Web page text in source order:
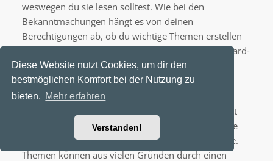
Diese Website nutzt Cookies, um dir den
bestmöglichen Komfort bei der Nutzung zu
bieten. Mehr erfahren
Verstanden!
weswegen du sie lesen solltest. Wie bei den
Bekanntmachungen hängt es von deinen
Berechtigungen ab, ob du wichtige Themen erstellen
kannst oder nicht; die Berechtigungen stellt die Board-
Administration ein.
Was sind geschlossene Themen?
Geschlossene Themen sind Themen, in denen nicht
mehr geantwortet werden kann und bei denen eine
laufende Umfrage, falls vorhanden, beendet wurde.
Themen können aus vielen Gründen durch einen